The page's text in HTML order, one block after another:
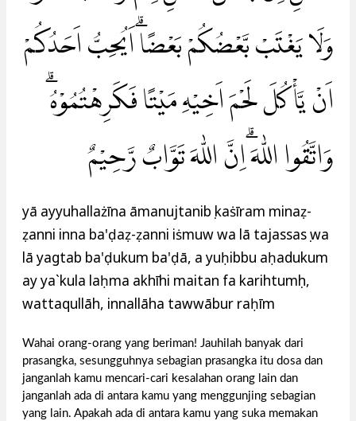
وَلَا يَغْتَبْ بَّعْضُكُمْ بَعْضًاۗ اَيُحِبُّ اَحَدُكُمْ
اَنْ يَّأْكُلَ لَحْمَ اَخِيْهِ مَيْتًا فَكَرِهْتُمُوْهُۗ
وَاتَّقُوا اللّٰهَ ۗاِنَّ اللّٰهَ تَوَّابٌ رَّحِيْمٌ
yā ayyuhallażīna āmanujtanibụ kaṡīram minaẓ-
ẓanni inna ba'ḍaẓ-ẓanni iṡmuw wa lā tajassasụ wa
lā yagtab ba'ḍukum ba'ḍā, a yuḥibbu aḥadukum
ay ya`kula laḥma akhīhi maitan fa karihtumụh,
wattaqullāh, innallāha tawwābur raḥīm
Wahai orang-orang yang beriman! Jauhilah banyak dari
prasangka, sesungguhnya sebagian prasangka itu dosa dan
janganlah kamu mencari-cari kesalahan orang lain dan
janganlah ada di antara kamu yang menggunjing sebagian
yang lain. Apakah ada di antara kamu yang suka memakan